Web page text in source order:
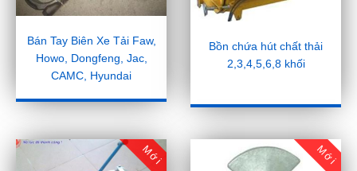
Bán Tay Biên Xe Tải Faw,
Howo, Dongfeng, Jac,
CAMC, Hyundai
Bồn chứa hút chất thải
2,3,4,5,6,8 khối
Mới Mới